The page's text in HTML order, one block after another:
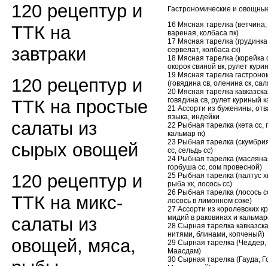
120 рецептур и
ТТК на
завтраки
120 рецептур и
ТТК на простые
салаты из
сырых овощей
120 рецептур и
ТТК на микс-
салаты из
овощей, мяса,
Гастрономические и
16 Мясная тарелка
вареная, колбаса пк)
17 Мясная тарелка
сервелат, колбаса ск)
18 Мясная тарелка (корейка
окорок свиной вк, рулет
19 Мясная тарелка
(говядина св, оленина ск,
20 Мясная тарелка
говядина св, рулет куриный
21 Ассорти из буженины,
языка, индейки
22 Рыбная тарелка (кета сс,
кальмар гк)
23 Рыбная тарелка
сс, сельдь сс)
24 Рыбная тарелка
горбуша сс, сом провесной)
25 Рыбная тарелка (палтус
рыба хк, лосось сс)
26 Рыбная тарелка (лосось
лосось в лимонном соке)
27 Ассорти из королевских
мидий в раковинах и
28 Сырная тарелка
нитями, блинами, копченый)
29 Сырная тарелка
Маасдам)
30 Сырная тарелка (Гауда,